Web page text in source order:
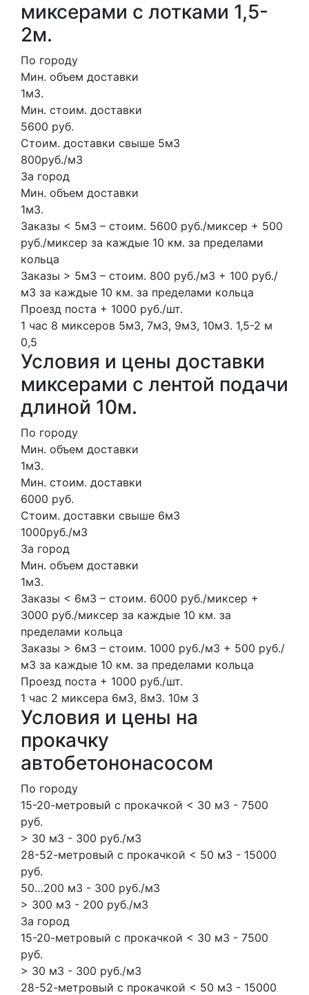
миксерами с лотками 1,5-
2м.
По городу
Мин. объем доставки
1м3.
Мин. стоим. доставки
5600 руб.
Стоим. доставки свыше 5м3
800руб./м3
За город
Мин. объем доставки
1м3.
Заказы < 5м3 – стоим. 5600 руб./миксер + 500
руб./миксер за каждые 10 км. за пределами
кольца
Заказы > 5м3 – стоим. 800 руб./м3 + 100 руб./
м3 за каждые 10 км. за пределами кольца
Проезд поста + 1000 руб./шт.
1 час 8 миксеров 5м3, 7м3, 9м3, 10м3. 1,5-2 м
0,5
Условия и цены доставки
миксерами с лентой подачи
длиной 10м.
По городу
Мин. объем доставки
1м3.
Мин. стоим. доставки
6000 руб.
Стоим. доставки свыше 6м3
1000руб./м3
За город
Мин. объем доставки
1м3.
Заказы < 6м3 – стоим. 6000 руб./миксер +
3000 руб./миксер за каждые 10 км. за
пределами кольца
Заказы > 6м3 – стоим. 1000 руб./м3 + 500 руб./
м3 за каждые 10 км. за пределами кольца
Проезд поста + 1000 руб./шт.
1 час 2 миксера 6м3, 8м3. 10м 3
Условия и цены на
прокачку
автобетононасосом
По городу
15-20-метровый с прокачкой < 30 м3 - 7500
руб.
> 30 м3 - 300 руб./м3
28-52-метровый с прокачкой < 50 м3 - 15000
руб.
50…200 м3 - 300 руб./м3
> 300 м3 - 200 руб./м3
За город
15-20-метровый с прокачкой < 30 м3 - 7500
руб.
> 30 м3 - 300 руб./м3
28-52-метровый с прокачкой < 50 м3 - 15000